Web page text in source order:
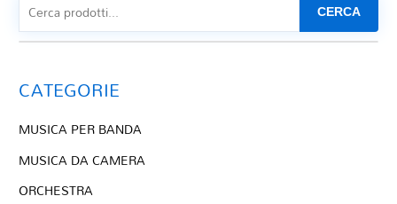
CERCA
CATEGORIE
MUSICA PER BANDA
MUSICA DA CAMERA
ORCHESTRA